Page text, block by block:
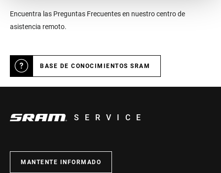
Encuentra las Preguntas Frecuentes en nuestro centro de
asistencia remoto.
BASE DE CONOCIMIENTOS SRAM
SERVICE
MANTENTE INFORMADO